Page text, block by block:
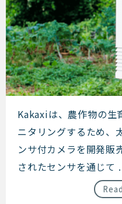
KAKAXI
Kakaxiは、農作物の生
ニタリングするため、
ンサ付カメラを開発販
されたセンサを通じて